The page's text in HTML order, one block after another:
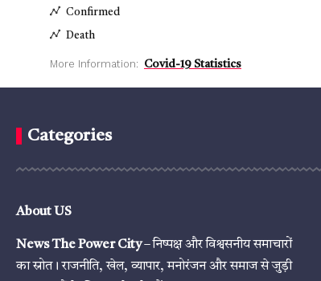
Confirmed
Death
More Information: Covid-19 Statistics
Categories
About US
News The Power City– निष्पक्ष और विश्वसनीय समाचारों
का स्रोत। राजनीति, खेल, व्यापार, मनोरंजन और समाज से जुड़ी